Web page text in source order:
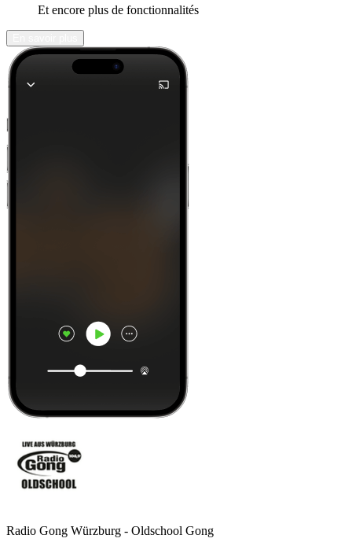
Et encore plus de fonctionnalités
Radio Gong Würzburg - Oldschool Gong